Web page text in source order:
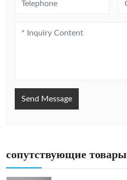
Send Message
сопутствующие товары